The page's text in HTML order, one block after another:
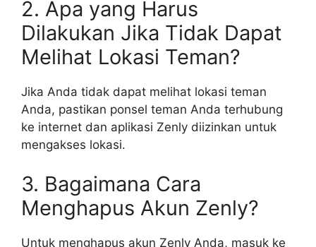
2. Apa yang Harus
Dilakukan Jika Tidak Dapat
Melihat Lokasi Teman?
Jika Anda tidak dapat melihat lokasi teman
Anda, pastikan ponsel teman Anda terhubung
ke internet dan aplikasi Zenly diizinkan untuk
mengakses lokasi.
3. Bagaimana Cara
Menghapus Akun Zenly?
Untuk menghapus akun Zenly Anda, masuk ke